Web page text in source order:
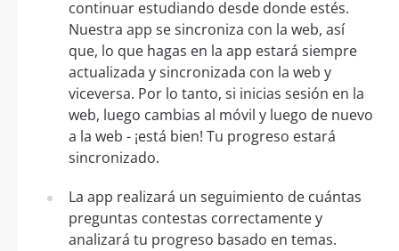
continuar estudiando desde donde estés.
Nuestra app se sincroniza con la web, así
que, lo que hagas en la app estará siempre
actualizada y sincronizada con la web y
viceversa. Por lo tanto, si inicias sesión en la
web, luego cambias al móvil y luego de nuevo
a la web - ¡está bien! Tu progreso estará
sincronizado.
La app realizará un seguimiento de cuántas
preguntas contestas correctamente y
analizará tu progreso basado en temas.